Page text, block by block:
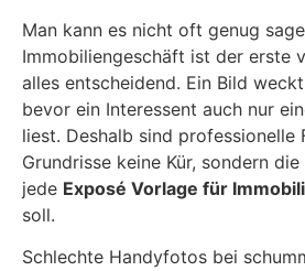
Man kann es nicht oft genug
Immobiliengeschäft ist der erste
alles entscheidend. Ein Bild
bevor ein Interessent auch nur
liest. Deshalb sind professionelle
Grundrisse keine Kür, sondern
jede Exposé Vorlage für
soll.
Schlechte Handyfotos bei